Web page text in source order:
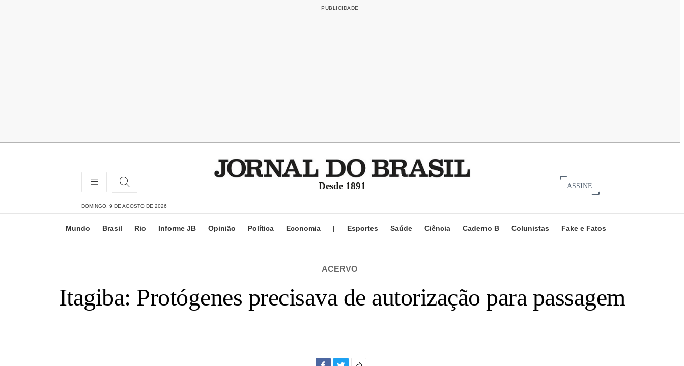
Desde 1891 ASSINE
DOMINGO, 9 DE AGOSTO DE 2026
Mundo Brasil Rio Informe JB Opinião Política Economia | Esportes Saúde Ciência Caderno B Colunistas Fake e Fatos
ACERVO
Itagiba: Protógenes precisava de autorização para passagem